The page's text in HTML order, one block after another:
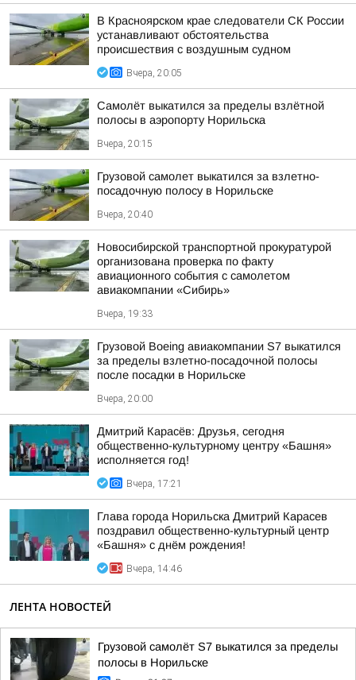
В Красноярском крае следователи СК России
устанавливают обстоятельства
происшествия с воздушным судном
Вчера, 20:05
Самолёт выкатился за пределы взлётной
полосы в аэропорту Норильска
Вчера, 20:15
Грузовой самолет выкатился за взлетно-
посадочную полосу в Норильске
Вчера, 20:40
Новосибирской транспортной прокуратурой
организована проверка по факту
авиационного события с самолетом
авиакомпании «Сибирь»
Вчера, 19:33
Грузовой Boeing авиакомпании S7 выкатился
за пределы взлетно-посадочной полосы
после посадки в Норильске
Вчера, 20:00
Дмитрий Карасёв: Друзья, сегодня
общественно-культурному центру «Башня»
исполняется год!
Вчера, 17:21
Глава города Норильска Дмитрий Карасев
поздравил общественно-культурный центр
«Башня» с днём рождения!
Вчера, 14:46
ЛЕНТА НОВОСТЕЙ
Грузовой самолёт S7 выкатился за пределы
полосы в Норильске